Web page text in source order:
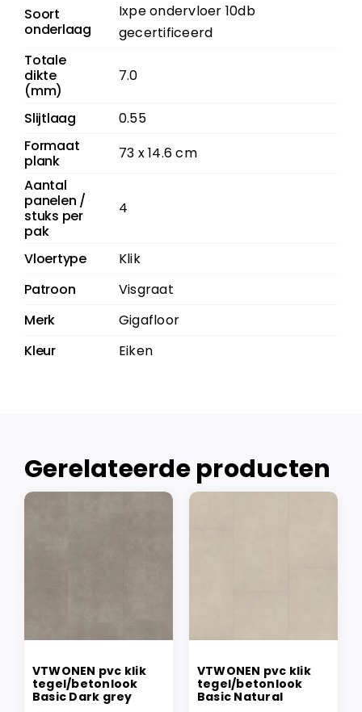
Soort
onderlaag
Ixpe ondervloer 10db
gecertificeerd
Totale
dikte
(mm)
7.0
Slijtlaag
0.55
Formaat
plank
73 x 14.6 cm
Aantal
panelen /
stuks per
pak
4
Vloertype
Klik
Patroon
Visgraat
Merk
Gigafloor
Kleur
Eiken
Gerelateerde producten
VTWONEN pvc klik
tegel/betonlook
Basic Dark grey
VTWONEN pvc klik
tegel/betonlook
Basic Natural